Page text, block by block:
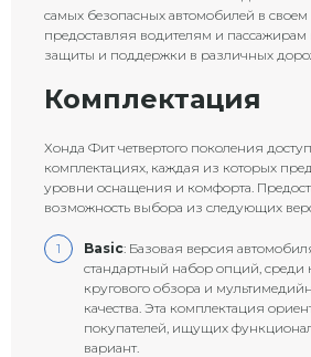
самых безопасных автомобилей в своем
предоставляя водителям и
защиты и поддержки в различных
Комплектация
Хонда Фит четвертого поколения
комплектациях, каждая из которых
уровни оснащения и комфорта.
возможность выбора из следующих
Basic: Базовая версия
стандартный набор опций, среди
кругового обзора и
качества. Эта комплектация
покупателей, ищущих
вариант.